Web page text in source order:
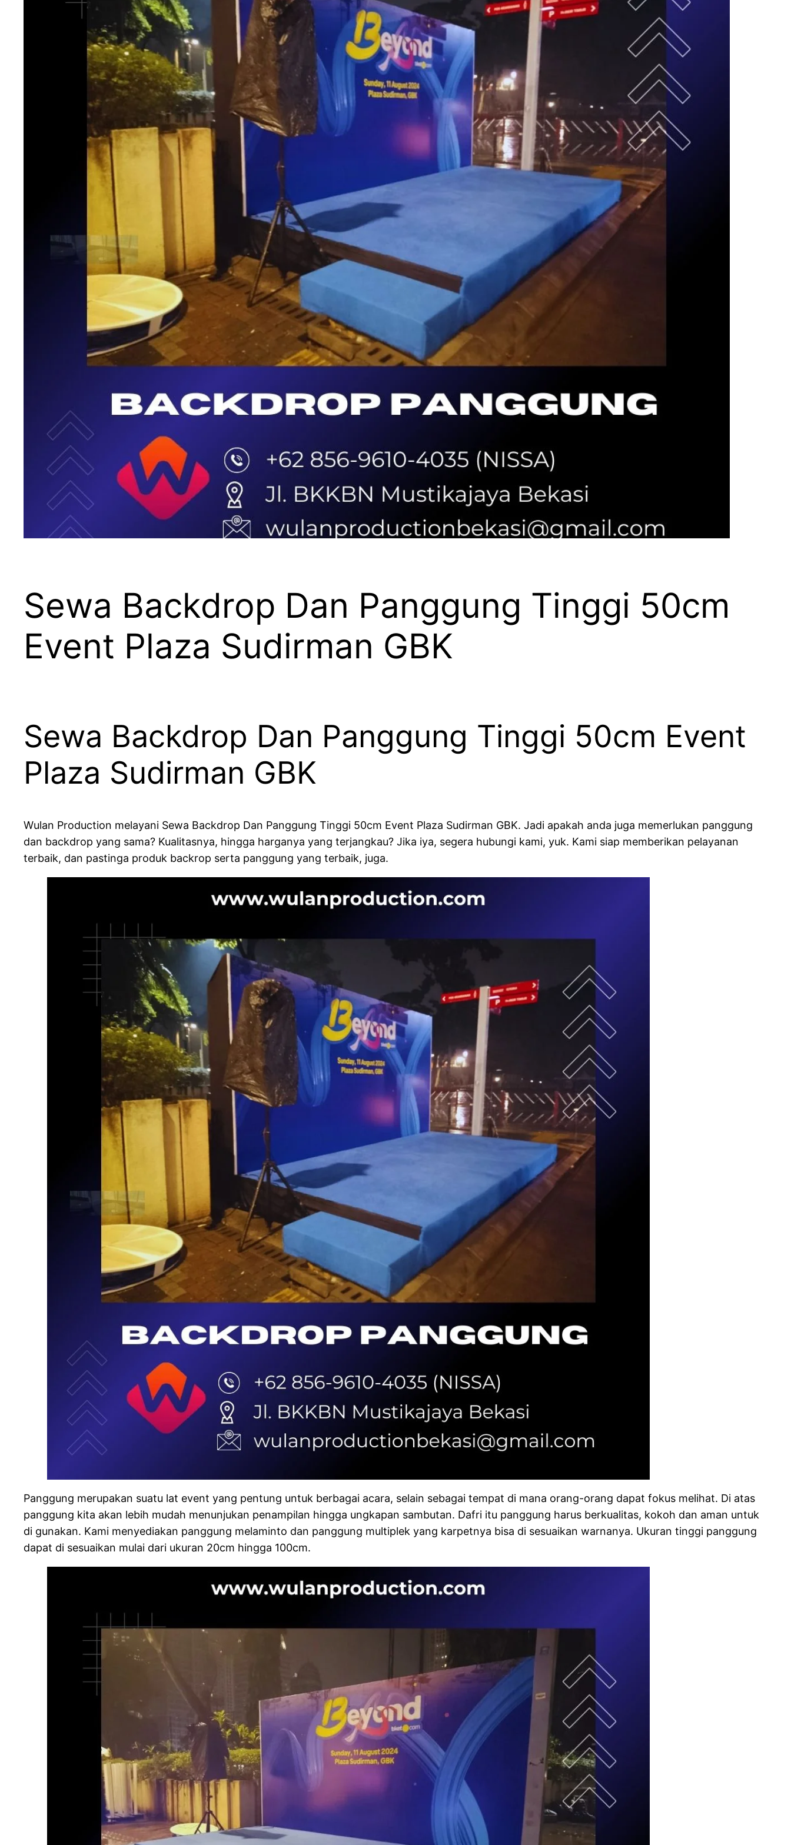
Sewa Backdrop Dan Panggung Tinggi 50cm
Event Plaza Sudirman GBK
Sewa Backdrop Dan Panggung Tinggi 50cm Event
Plaza Sudirman GBK
Wulan Production melayani Sewa Backdrop Dan Panggung Tinggi 50cm Event Plaza Sudirman GBK. Jadi apakah anda juga memerlukan panggung
dan backdrop yang sama? Kualitasnya, hingga harganya yang terjangkau? Jika iya, segera hubungi kami, yuk. Kami siap memberikan pelayanan
terbaik, dan pastinga produk backrop serta panggung yang terbaik, juga.
Panggung merupakan suatu lat event yang pentung untuk berbagai acara, selain sebagai tempat di mana orang-orang dapat fokus melihat. Di atas
panggung kita akan lebih mudah menunjukan penampilan hingga ungkapan sambutan. Dafri itu panggung harus berkualitas, kokoh dan aman untuk
di gunakan. Kami menyediakan panggung melaminto dan panggung multiplek yang karpetnya bisa di sesuaikan warnanya. Ukuran tinggi panggung
dapat di sesuaikan mulai dari ukuran 20cm hingga 100cm.